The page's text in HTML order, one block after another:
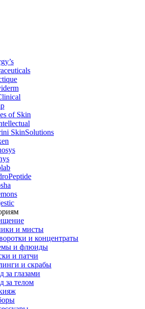
of Skin
SkinSolutions
и мисты
и концентраты
и флюиды
и патчи
и скрабы
за глазами
за телом